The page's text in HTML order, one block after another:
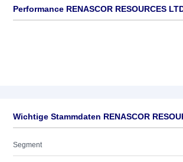
Performance RENASCOR RESOURCES
Wichtige Stammdaten RENASCOR
Segment